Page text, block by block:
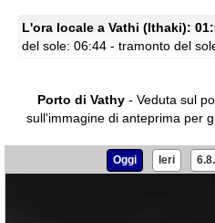
L'ora locale a Vathi (Ithaki):
del sole: 06:44 - tramonto del
Porto di Vathy- Veduta sul
sull'immagine di anteprima per
Oggi Ieri 6.8.